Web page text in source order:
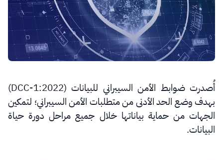
أُصدرت ضوابط الأمن السيبراني للبيانات (DCC-1:2022)
بهدف وضع الحد الأدنى من متطلبات الأمن السيبراني؛ لتمكين
الجهات من حماية بياناتها خلال جميع مراحل دورة حياة
البيانات.